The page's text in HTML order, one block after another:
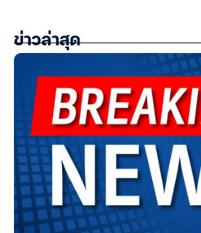
ข่าวล่าสุด